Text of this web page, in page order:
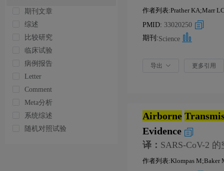
期刊文章
综述
比较研究
临床试验
病例报告
Letter
Comment
Meta分析
系统综述
随机对照试验
作者列表:Prather KA;Marr
PMID: 33020250
期刊:Science
导出 更多引用
Airborne
Evidence
译： SARS-CoV-2
作者列表:Klompas M;Baker